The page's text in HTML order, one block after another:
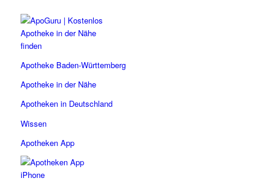
Apotheke Baden-Württemberg
Apotheke in der Nähe
Apotheken in Deutschland
Wissen
Apotheken App